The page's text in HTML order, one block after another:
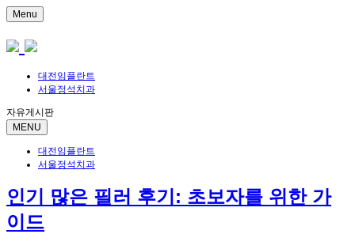
Menu
대전임플란트
서울정석치과
자유게시판
MENU
대전임플란트
서울정석치과
인기 많은 필러 후기: 초보자를 위한 가
이드